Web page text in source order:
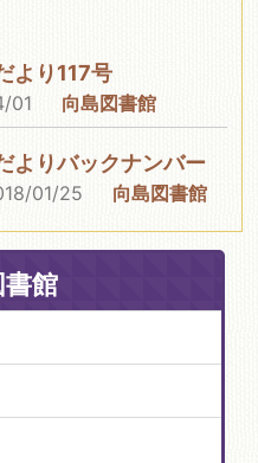
より117号
01 向島図書館
よりバックナンバー
01/25 向島図書館
書館